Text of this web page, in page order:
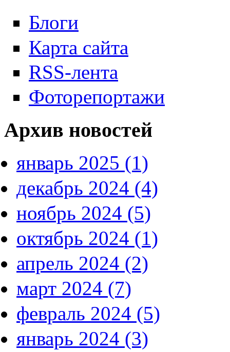
Блоги
Карта сайта
RSS-лента
Фоторепортажи
Архив новостей
январь 2025 (1)
декабрь 2024 (4)
ноябрь 2024 (5)
октябрь 2024 (1)
апрель 2024 (2)
март 2024 (7)
февраль 2024 (5)
январь 2024 (3)